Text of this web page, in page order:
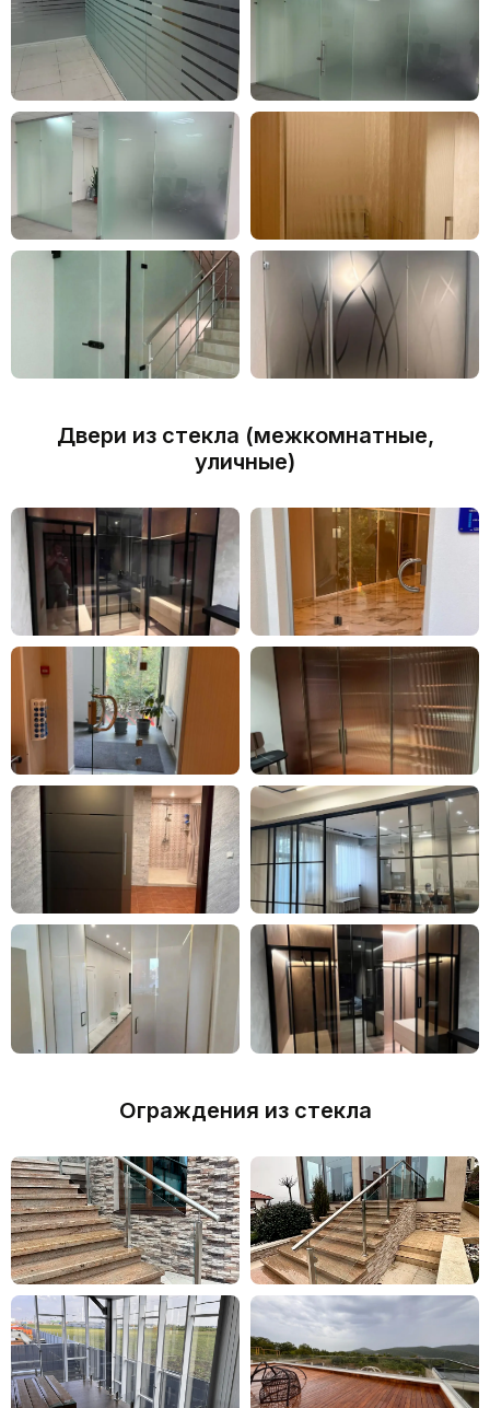
Двери из стекла (межкомнатные,
уличные)
Ограждения из стекла
РАССЧИТАТЬ СТОИМОСТЬ